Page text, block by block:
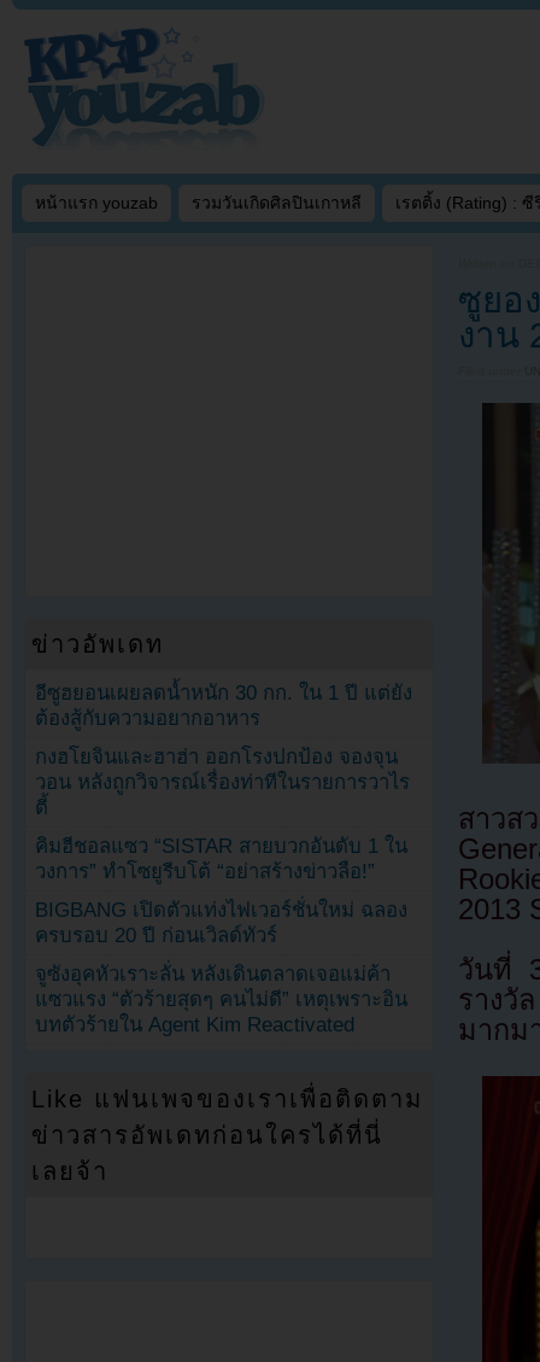
หน้าแรก youzab รวมวันเกิดศิลปินเกาหลี เรตติ้ง (Rating) : ซี
ซูยอ
งาน
สาว
2013
วันที่
รางวั
มากม
ข่าวอัพเดท
อีซูฮยอนเผยลดน้ำหนัก 30 กก. ใน 1 ปี แต่ยัง
ต้องสู้กับความอยากอาหาร
กงฮโยจินและฮาฮ่า ออกโรงปกป้อง จองจุน
วอน หลังถูกวิจารณ์เรื่องท่าทีในรายการวาไร
ตี้
คิมฮีชอลแซว “SISTAR สายบวกอันดับ 1 ใน
วงการ” ทำโซยูรีบโต้ “อย่าสร้างข่าวลือ!”
BIGBANG เปิดตัวแท่งไฟเวอร์ชั่นใหม่ ฉลอง
ครบรอบ 20 ปี ก่อนเวิลด์ทัวร์
จูซังอุคหัวเราะลั่น หลังเดินตลาดเจอแม่ค้า
แซวแรง “ตัวร้ายสุดๆ คนไม่ดี” เหตุเพราะอิน
บทตัวร้ายใน Agent Kim Reactivated
Like แฟนเพจของเราเพื่อติดตาม
ข่าวสารอัพเดทก่อนใครได้ที่นี่
เลยจ้า